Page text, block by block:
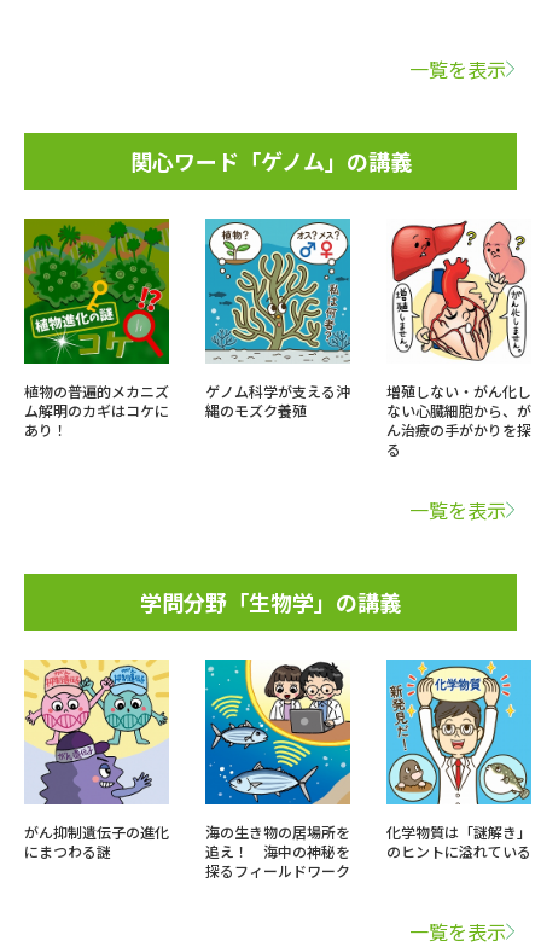
一覧を表示
関心ワード「ゲノム」の講義
植物の普遍的メカニズ
ム解明のカギはコケに
あり！
ゲノム科学が支える沖
縄のモズク養殖
増殖しない・がん化し
ない心臓細胞から、が
ん治療の手がかりを探
る
一覧を表示
学問分野「生物学」の講義
がん抑制遺伝子の進化
にまつわる謎
海の生き物の居場所を
追え！ 海中の神秘を
探るフィールドワーク
化学物質は「謎解き」
のヒントに溢れている
一覧を表示